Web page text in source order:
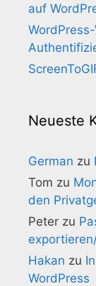
auf
Neueste
German zu
Tom zu
den
Peter zu
Hakan zu
WordPress